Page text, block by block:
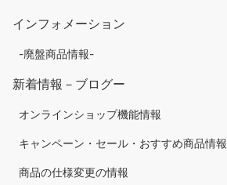
インフォメーション
-廃盤商品情報-
新着情報－ブログー
オンラインショップ機能情報
キャンペーン・セール・おすすめ商品情報
商品の仕様変更の情報